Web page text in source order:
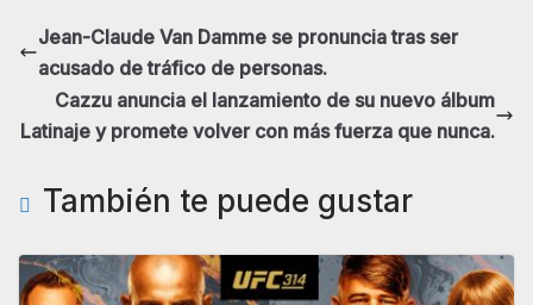
Jean-Claude Van Damme se pronuncia tras ser
acusado de tráfico de personas.
Cazzu anuncia el lanzamiento de su nuevo álbum
Latinaje y promete volver con más fuerza que nunca.
También te puede gustar